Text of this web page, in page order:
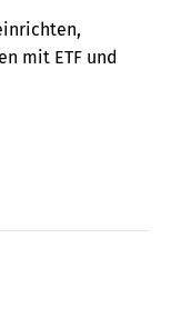
mit ETF und